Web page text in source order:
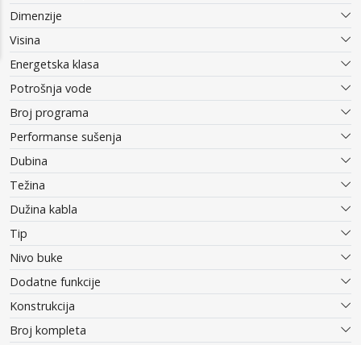
Dimenzije
Visina
Energetska klasa
Potrošnja vode
Broj programa
Performanse sušenja
Dubina
Težina
Dužina kabla
Tip
Nivo buke
Dodatne funkcije
Konstrukcija
Broj kompleta